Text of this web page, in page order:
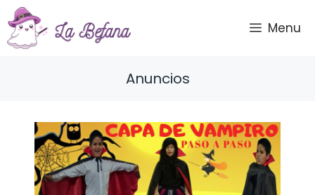
Saltar
al
contenido
Menu
Anuncios